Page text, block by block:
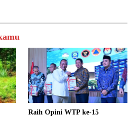
Raih Opini WTP ke-15